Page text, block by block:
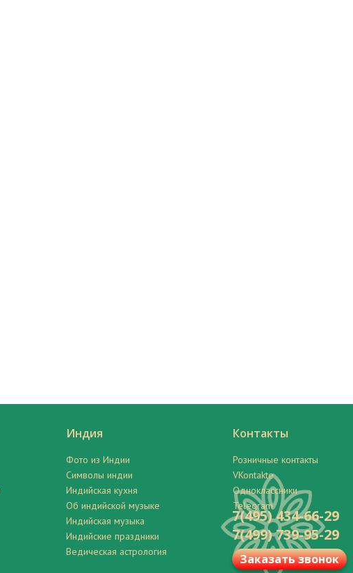
Индия
Фото из Индии
Символы индии
Индийская кухня
Об индийской музыке
Индийская музыка
Индийские праздники
Ведическая астрология
Контакты
Розничные контакты
VKontakte
Одноклассники
Telegram
7(495) 434-66-29
7(499) 739-95-29
Заказать звонок